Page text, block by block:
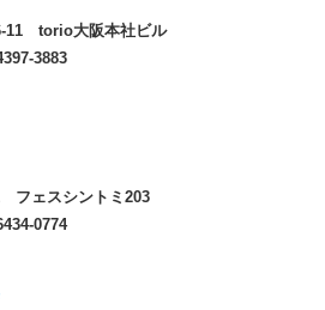
11 torio大阪本社ビル
3883
フェスシントミ203
0774